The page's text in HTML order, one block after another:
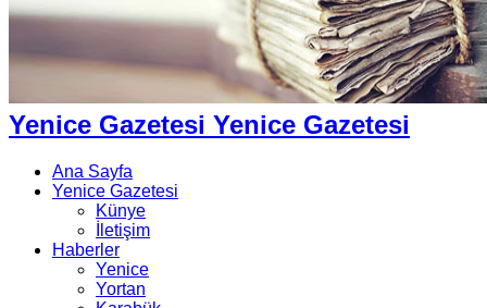
Yenice Gazetesi Yenice Gazetesi
Ana Sayfa
Yenice Gazetesi
Künye
İletişim
Haberler
Yenice
Yortan